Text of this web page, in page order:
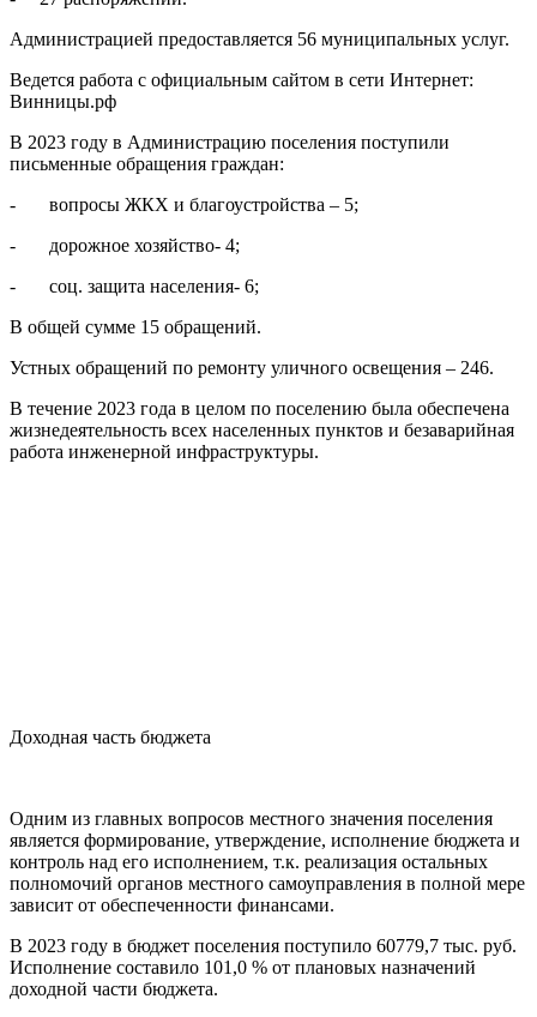
Администрацией предоставляется 56 муниципальных услуг.
Ведется работа с официальным сайтом в сети Интернет:
Винницы.рф
В 2023 году в Администрацию поселения поступили
письменные обращения граждан:
- вопросы ЖКХ и благоустройства – 5;
- дорожное хозяйство- 4;
- соц. защита населения- 6;
В общей сумме 15 обращений.
Устных обращений по ремонту уличного освещения – 246.
В течение 2023 года в целом по поселению была обеспечена
жизнедеятельность всех населенных пунктов и безаварийная
работа инженерной инфраструктуры.
Доходная часть бюджета
Одним из главных вопросов местного значения поселения
является формирование, утверждение, исполнение бюджета и
контроль над его исполнением, т.к. реализация остальных
полномочий органов местного самоуправления в полной мере
зависит от обеспеченности финансами.
В 2023 году в бюджет поселения поступило 60779,7 тыс. руб.
Исполнение составило 101,0 % от плановых назначений
доходной части бюджета.